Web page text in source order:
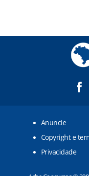
Anuncie
Copyright e
Privacidade